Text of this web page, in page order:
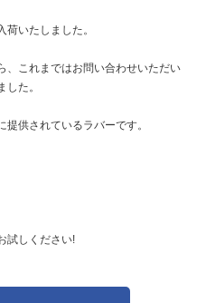
いたしました。
、これまではお問い合わせいただい
た。
供されているラバーです。
試しください!